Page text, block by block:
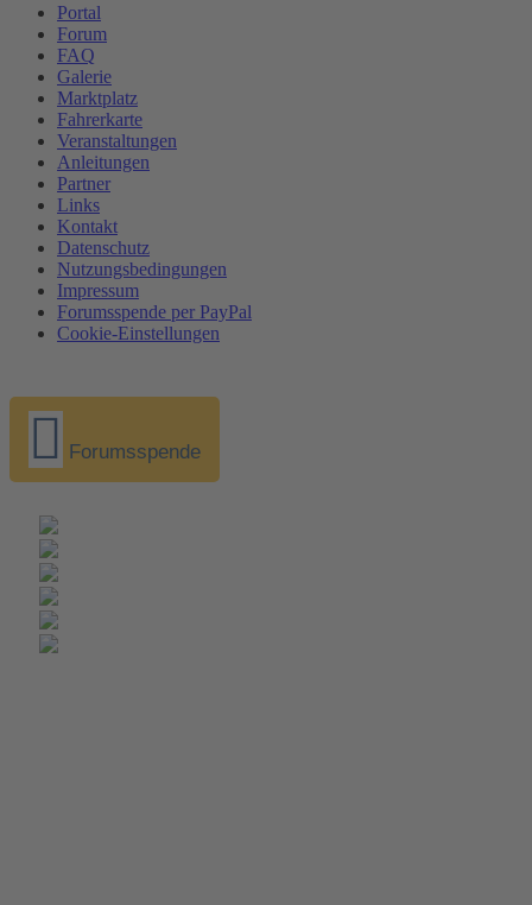
Portal
Forum
FAQ
Galerie
Marktplatz
Fahrerkarte
Veranstaltungen
Anleitungen
Partner
Links
Kontakt
Datenschutz
Nutzungsbedingungen
Impressum
Forumsspende per PayPal
Cookie-Einstellungen
Forumsspende